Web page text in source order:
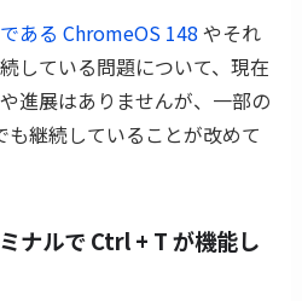
ある ChromeOS 148 やそれ
している問題について、現在
進展はありませんが、一部の
継続していることが改めて
ナルで Ctrl + T が機能し